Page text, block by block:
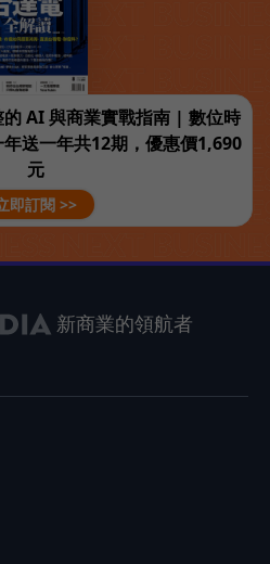
AI 與商業實戰指南 | 數位時
送一年共12期，優惠價1,690
元
即訂閱 >>
新商業的領航者